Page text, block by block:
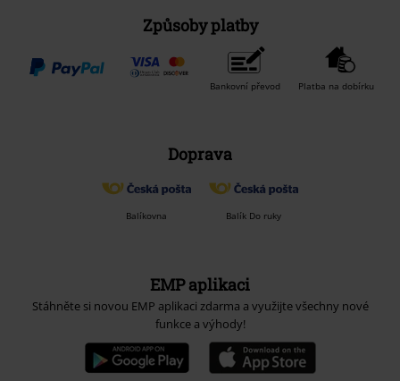
Způsoby platby
Bankovní převod Platba na dobírku
Doprava
Balíkovna Balík Do ruky
EMP aplikaci
Stáhněte si novou EMP aplikaci zdarma a využijte všechny nové
funkce a výhody!